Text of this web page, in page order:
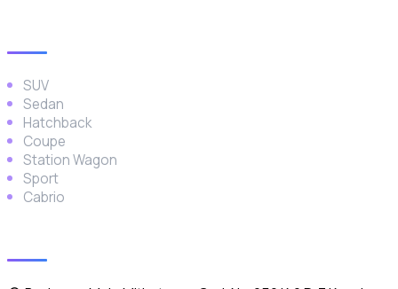
SUV
Sedan
Hatchback
Coupe
Station Wagon
Sport
Cabrio